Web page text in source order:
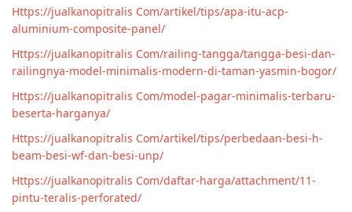
Https://jualkanopitralis Com/artikel/tips/apa-itu-acp-
aluminium-composite-panel/
Https://jualkanopitralis Com/railing-tangga/tangga-besi-dan-
railingnya-model-minimalis-modern-di-taman-yasmin-bogor/
Https://jualkanopitralis Com/model-pagar-minimalis-terbaru-
beserta-harganya/
Https://jualkanopitralis Com/artikel/tips/perbedaan-besi-h-
beam-besi-wf-dan-besi-unp/
Https://jualkanopitralis Com/daftar-harga/attachment/11-
pintu-teralis-perforated/